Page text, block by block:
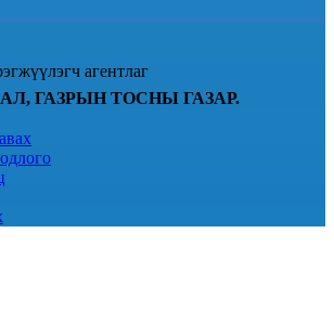
агентлаг
ГАЗРЫН ТОСНЫ ГАЗАР.